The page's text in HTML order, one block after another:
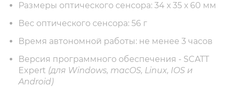
Размеры оптического сенсора: 34 х 35 х 60 мм
Вес оптического сенсора: 56 г
Время автономной работы: не менее 3 часов
Версия программного обеспечения - SCATT
Expert (для Windows, macOS, Linux, IOS и
Android)